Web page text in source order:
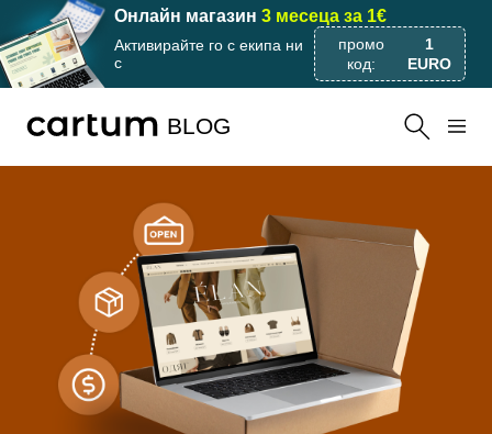
Онлайн магазин 3 месеца за 1€
Активирайте го с екипа ни
с
промо
код:
1
EURO
BLOG